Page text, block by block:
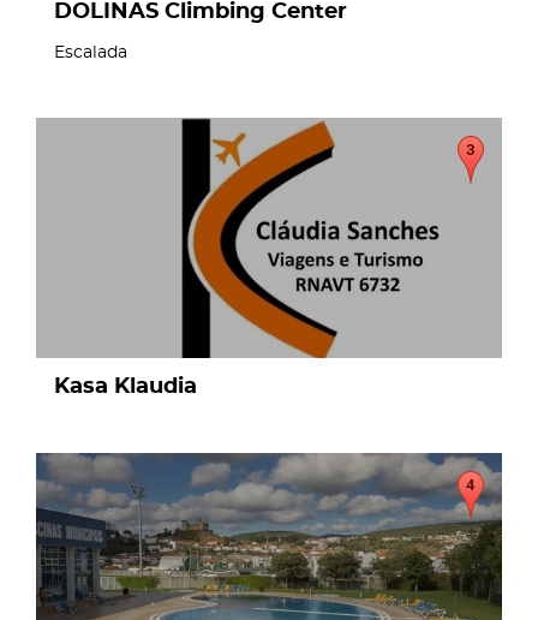
DOLINAS Climbing Center
Escalada
Kasa Klaudia
page